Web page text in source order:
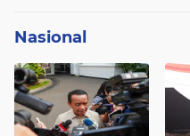
Nasional